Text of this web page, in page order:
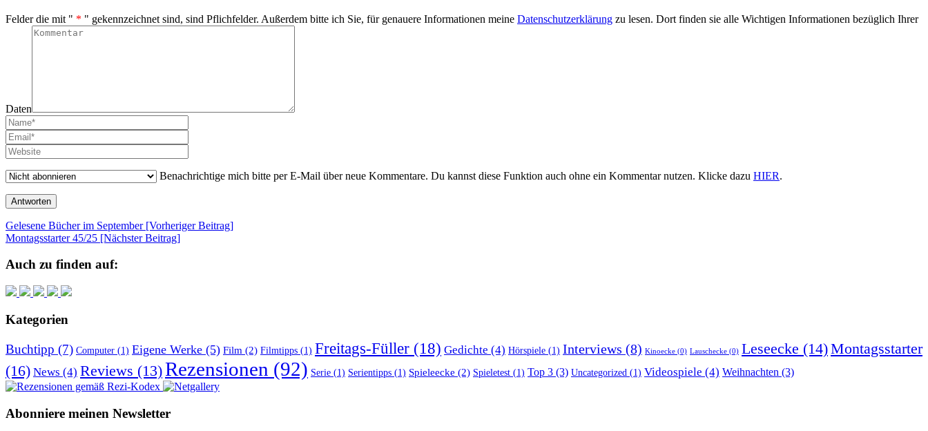
Felder die mit " * " gekennzeichnet sind, sind Pflichfelder. Außerdem bitte ich Sie, für genauere Informationen meine Datenschutzerklärung zu lesen. Dort finden sie alle Wichtigen Informationen bezüglich Ihrer
Daten
Benachrichtige mich bitte per E-Mail über neue Kommentare. Du kannst diese Funktion auch ohne ein Kommentar nutzen. Klicke dazu HIER.
Beitragsnavigation
Gelesene Bücher im September [Vorheriger Beitrag]
Montagsstarter 45/25 [Nächster Beitrag]
Auch zu finden auf:
Kategorien
Buchtipp (7) Computer (1) Eigene Werke (5) Film (2) Filmtipps (1) Freitags-Füller (18) Gedichte (4) Hörspiele (1) Interviews (8) Kinoecke (0) Lauschecke (0) Leseecke (14)Montagsstarter
(16) News (4) Reviews (13)Rezensionen (92) Serie (1) Serientipps (1) Spieleecke (2) Spieletest (1) Top 3 (3) Uncategorized (1) Videospiele (4) Weihnachten (3)
Abonniere meinen Newsletter